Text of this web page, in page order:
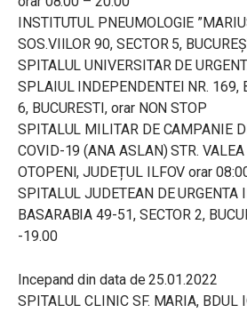
INSTITUTUL PNEUMOLOGIE
SOS.VIILOR 90, SECTOR 5,
SPITALUL UNIVERSITAR DE
SPLAIUL INDEPENDENTEI NR. 169,
6, BUCURESTI, orar NON STOP
SPITALUL MILITAR DE CAMPANIE
COVID-19 (ANA ASLAN) STR. VALEA
OTOPENI, JUDEȚUL ILFOV orar
SPITALUL JUDETEAN DE URGENTA
BASARABIA 49-51, SECTOR 2,
-19.00
Incepand din data de 25.01.2022
SPITALUL CLINIC SF. MARIA, BDUL